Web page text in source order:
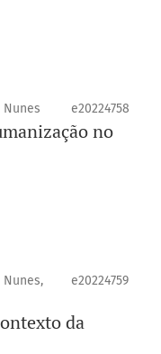
e20224758
no
Nunes,
e20224759
da